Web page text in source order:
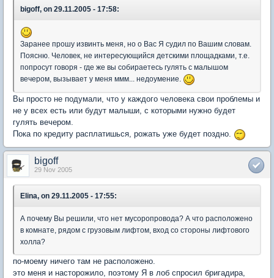
bigoff, on 29.11.2005 - 17:58:
Заранее прошу извинть меня, но о Вас Я судил по Вашим словам.
Поясню. Человек, не интересующийся детскими площадками, т.е.
попросут говоря - где же вы собираетесь гулять с малышом
вечером, вызывает у меня ммм... недоумение.
Вы просто не подумали, что у каждого человека свои проблемы и
не у всех есть или будут малыши, с которыми нужно будет
гулять вечером.
Пока по кредиту расплатишься, рожать уже будет поздно.
bigoff
29 Nov 2005
Elina, on 29.11.2005 - 17:55:
А почему Вы решили, что нет мусоропровода? А что расположено
в комнате, рядом с грузовым лифтом, вход со стороны лифтового
холла?
по-моему ничего там не расположено.
это меня и насторожило, поэтому Я в лоб спросил бригадира,